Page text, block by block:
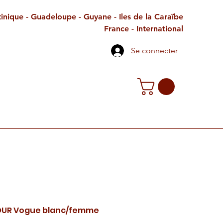
- Guadeloupe - Guyane - Iles de la Caraïbe
France - International
Se connecter
Vogue blanc/femme